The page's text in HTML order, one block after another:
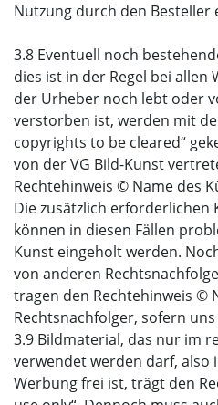
Nutzung durch den Besteller
3.8 Eventuell noch
dies ist in der Regel bei allen
der Urheber noch lebt oder
verstorben ist, werden mit
copyrights to be cleared“
von der VG Bild-Kunst
Rechtehinweis © Name des
Die zusätzlich
können in diesen Fällen
Kunst eingeholt werden.
von anderen
tragen den Rechtehinweis ©
Rechtsnachfolger, sofern
3.9 Bildmaterial, das nur im
verwendet werden darf,
Werbung frei ist, trägt den